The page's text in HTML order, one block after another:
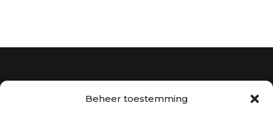
Beheer toestemming
Gebouw De Parel